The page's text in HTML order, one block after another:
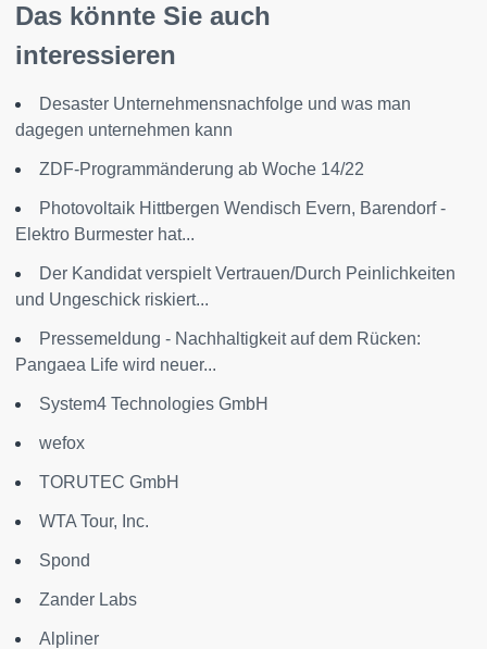
Das könnte Sie auch
interessieren
Desaster Unternehmensnachfolge und was man
dagegen unternehmen kann
ZDF-Programmänderung ab Woche 14/22
Photovoltaik Hittbergen Wendisch Evern, Barendorf -
Elektro Burmester hat...
Der Kandidat verspielt Vertrauen/Durch Peinlichkeiten
und Ungeschick riskiert...
Pressemeldung - Nachhaltigkeit auf dem Rücken:
Pangaea Life wird neuer...
System4 Technologies GmbH
wefox
TORUTEC GmbH
WTA Tour, Inc.
Spond
Zander Labs
Alpliner